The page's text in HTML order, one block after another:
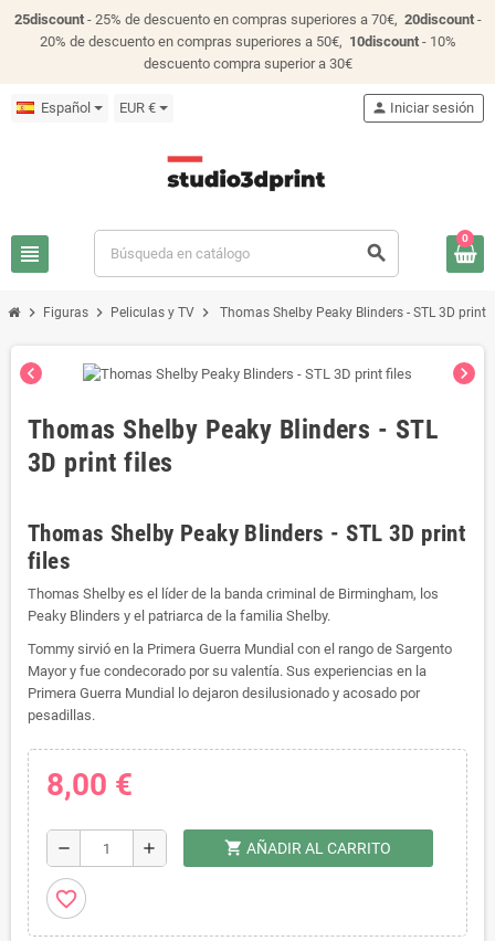
25discount- 25% de descuento en compras superiores a 70€, 20discount-
20% de descuento en compras superiores a 50€, 10discount- 10%
descuento compra superior a 30€
Español EUR €
view_headline search
person Iniciar sesión
0
chevron_right Figuras chevron_right Peliculas y TV chevron_right Thomas Shelby Peaky Blinders - STL 3D print
chevron_left chevron_right
Thomas Shelby Peaky Blinders - STL
3D print files
Thomas Shelby Peaky Blinders - STL 3D print
files
Thomas Shelby es el líder de la banda criminal de Birmingham, los
Peaky Blinders y el patriarca de la familia Shelby.
Tommy sirvió en la Primera Guerra Mundial con el rango de Sargento
Mayor y fue condecorado por su valentía. Sus experiencias en la
Primera Guerra Mundial lo dejaron desilusionado y acosado por
pesadillas.
8,00 €
remove add shopping_cart AÑADIR AL CARRITO
favorite_border